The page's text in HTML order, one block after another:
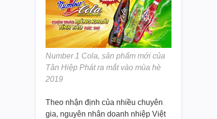
Number 1 Cola, sản phẩm mới của
Tân Hiệp Phát ra mắt vào mùa hè
2019
Theo nhận định của nhiều chuyên
gia, nguyên nhân doanh nhiệp Việt